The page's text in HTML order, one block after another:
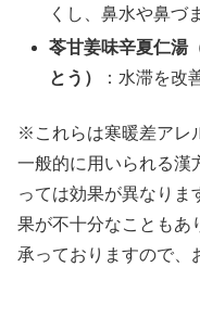
くし、鼻水や鼻づ
苓甘姜味辛夏仁湯
とう）
：水滞を改
※これらは寒暖差アレ
一般的に用いられる漢
っては効果が異なりま
果が不十分なこともあ
承っておりますので、